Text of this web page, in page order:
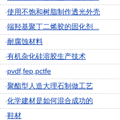
·使用不饱和树脂制作透光外壳
·端羟基聚丁二烯胶的固化剂...
·耐腐蚀材料
·有机杂化硅溶胶生产技术
·pvdf,fep,pctfe
·聚酯型人造大理石制做工艺
·化学建材是如何混合成功的
·鞋材